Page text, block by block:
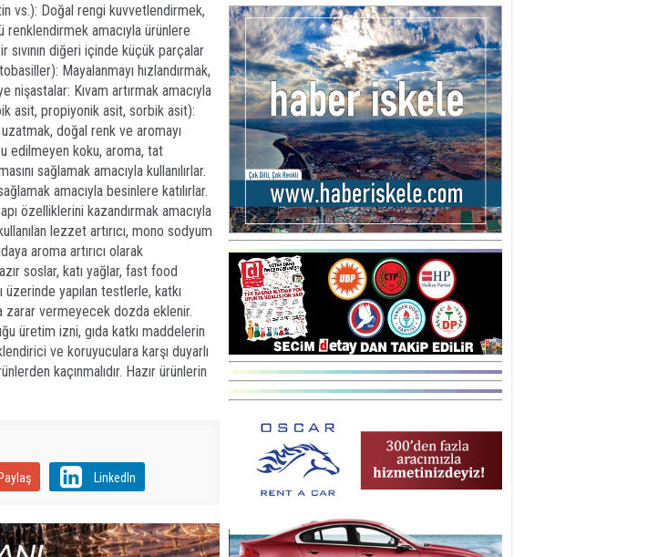
vs.): Doğal rengi kuvvetlendirmek,
renklendirmek amacıyla ürünlere
diğeri içinde küçük parçalar
Mayalanmayı hızlandırmak,
nişastalar: Kıvam artırmak amacıyla
asit, propiyonik asit, sorbik asit):
doğal renk ve aromayı
edilmeyen koku, aroma, tat
sağlamak amacıyla kullanılırlar.
amacıyla besinlere katılırlar.
özelliklerini kazandırmak amacıyla
lezzet artırıcı, mono sodyum
aroma artırıcı olarak
soslar, katı yağlar, fast food
yapılan testlerle, katkı
zarar vermeyecek dozda eklenir.
üretim izni, gıda katkı maddelerin
ve koruyuculara karşı duyarlı
kaçınmalıdır. Hazır ürünlerin
LinkedIn